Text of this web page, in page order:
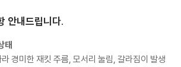
안내드립니다.
태
경미한 재킷 주름, 모서리 눌림, 갈라짐이 발생